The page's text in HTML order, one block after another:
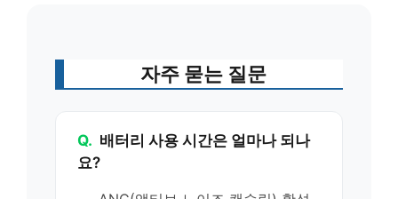
자주 묻는 질문
Q. 배터리 사용 시간은 얼마나 되나
요?